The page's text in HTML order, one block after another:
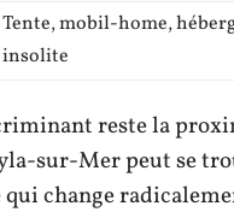
Tente, mobil-home,
insolite
reste la
sur-Mer peut se
qui change